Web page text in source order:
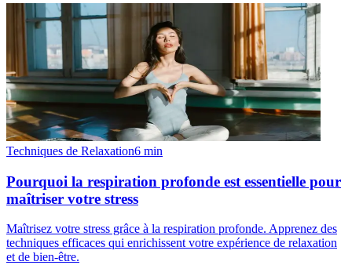
Techniques de Relaxation6 min
Pourquoi la respiration profonde est essentielle pour
maîtriser votre stress
Maîtrisez votre stress grâce à la respiration profonde. Apprenez des
techniques efficaces qui enrichissent votre expérience de relaxation
et de bien-être.